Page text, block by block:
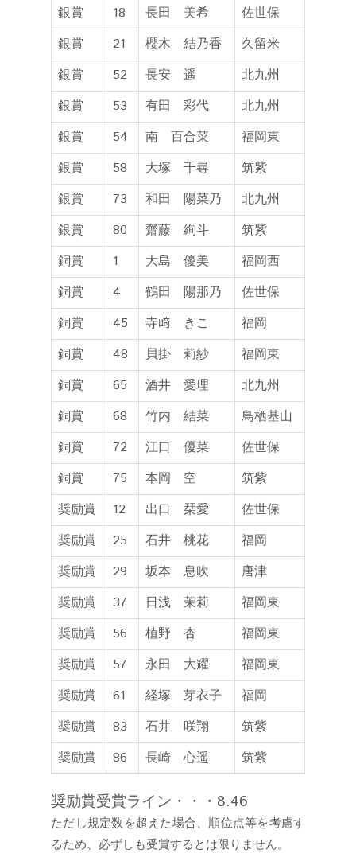
銀賞
18 長田 美希
佐世保
銀賞
21 櫻木 結乃香
久留米
銀賞
52 長安 遥
北九州
銀賞
53 有田 彩代
北九州
銀賞
54 南 百合菜
福岡東
銀賞
58 大塚 千尋
筑紫
銀賞
73 和田 陽菜乃
北九州
銀賞
80 齋藤 絢斗
筑紫
銅賞
1 大島 優美
福岡西
銅賞
4 鶴田 陽那乃
佐世保
銅賞
45 寺﨑 きこ
福岡
銅賞
48 貝掛 莉紗
福岡東
銅賞
65 酒井 愛理
北九州
銅賞
68 竹内 結菜
鳥栖基山
銅賞
72 江口 優菜
佐世保
銅賞
75 本岡 空
筑紫
奨励賞
12 出口 栞愛
佐世保
奨励賞
25 石井 桃花
福岡
奨励賞
29 坂本 息吹
唐津
奨励賞
37 日浅 茉莉
福岡東
奨励賞
56 植野 杏
福岡東
奨励賞
57 永田 大耀
福岡東
奨励賞
61 経塚 芽衣子
福岡
奨励賞
83 石井 咲翔
筑紫
奨励賞
86 長崎 心遥 筑紫
奨励賞受賞ライン・・・8.46
ただし規定数を超えた場合、順位点等を考慮す
るため、必ずしも受賞するとは限りません。